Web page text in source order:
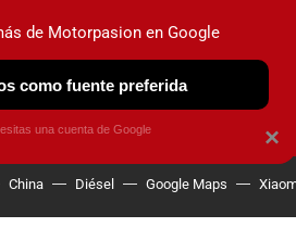
OBSERVATORIO
China Diésel Google Maps
×
de Motorpasion en Google
como fuente preferida
una cuenta de Google